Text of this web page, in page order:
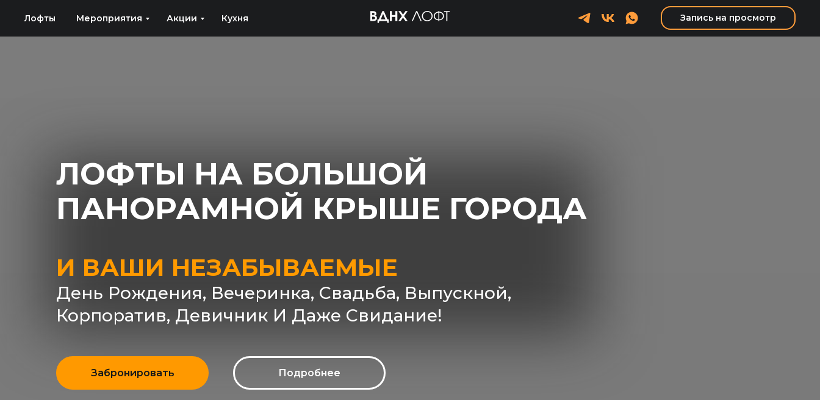
Лофты Мероприятия Акции Кухня Запись на просмотр
Подробнее
Забронировать
День Рождения, Вечеринка, Свадьба, Выпускной,
Корпоратив, Девичник И Даже Свидание!
И ВАШИ НЕЗАБЫВАЕМЫЕ
ЛОФТЫ НА БОЛЬШОЙ
ПАНОРАМНОЙ КРЫШЕ ГОРОДА